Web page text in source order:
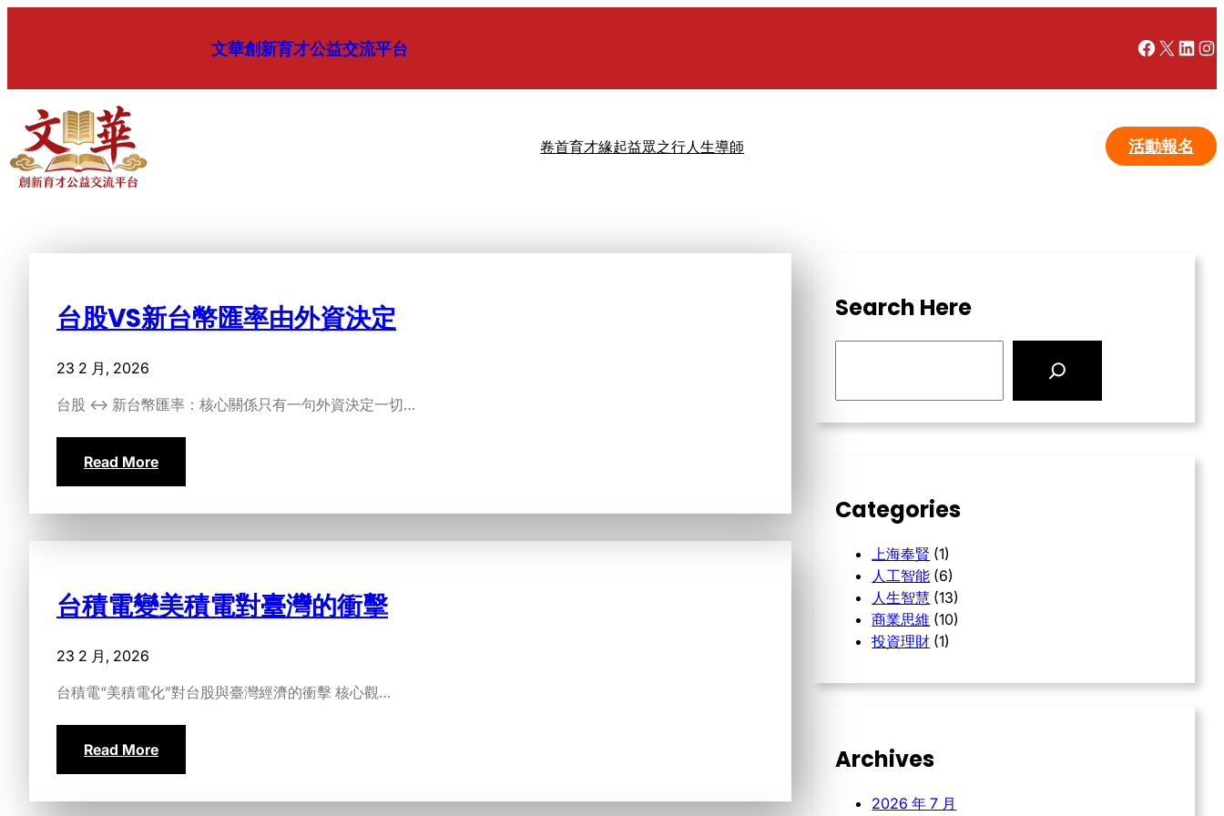
文華創新育才公益交流平台 Facebook X LinkedIn Instagram
卷首育才緣起益眾之行人生導師 活動報名
台股VS新台幣匯率由外資決定
23 2 月, 2026
台股 ↔ 新台幣匯率：核心關係只有一句外資決定一切…
Read More
台積電變美積電對臺灣的衝擊
23 2 月, 2026
️台積電“美積電化”對台股與臺灣經濟的衝擊 核心觀…
Read More
Search Here
Categories
上海奉賢 (1)
人工智能 (6)
人生智慧 (13)
商業思維 (10)
投資理財 (1)
Archives
2026 年 7 月